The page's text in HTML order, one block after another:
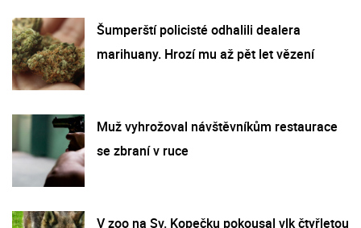
Šumperští policisté odhalili dealera
marihuany. Hrozí mu až pět let vězení
Muž vyhrožoval návštěvníkům restaurace
se zbraní v ruce
V zoo na Sv. Kopečku pokousal vlk čtyřletou